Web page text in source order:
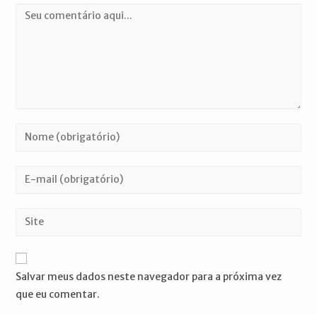
Comentário
Digite
ou
de
para
comentar
Digite
de
mail
para
comentar
Digite
URL
site
Salvar meus dados neste navegador para a próxima vez
que eu comentar.